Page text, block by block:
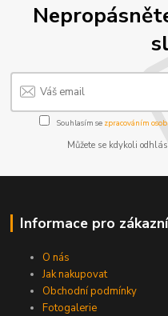
Souhlasím se zpracováním
Můžete se kdykoli
Informace pro
O nás
Jak nakupovat
Obchodní podmínky
Fotogalerie